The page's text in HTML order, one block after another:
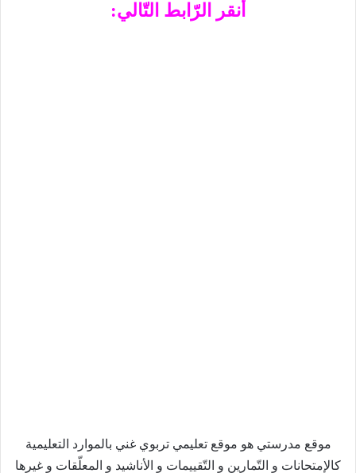
أنقر الرّابط التّالي:
موقع مدرستي هو موقع تعليمي تربوي غني بالموارد التعليمية
كالإمتحانات و التّمارين و التّقييمات و الأناشيد و المعلّقات و غيرها